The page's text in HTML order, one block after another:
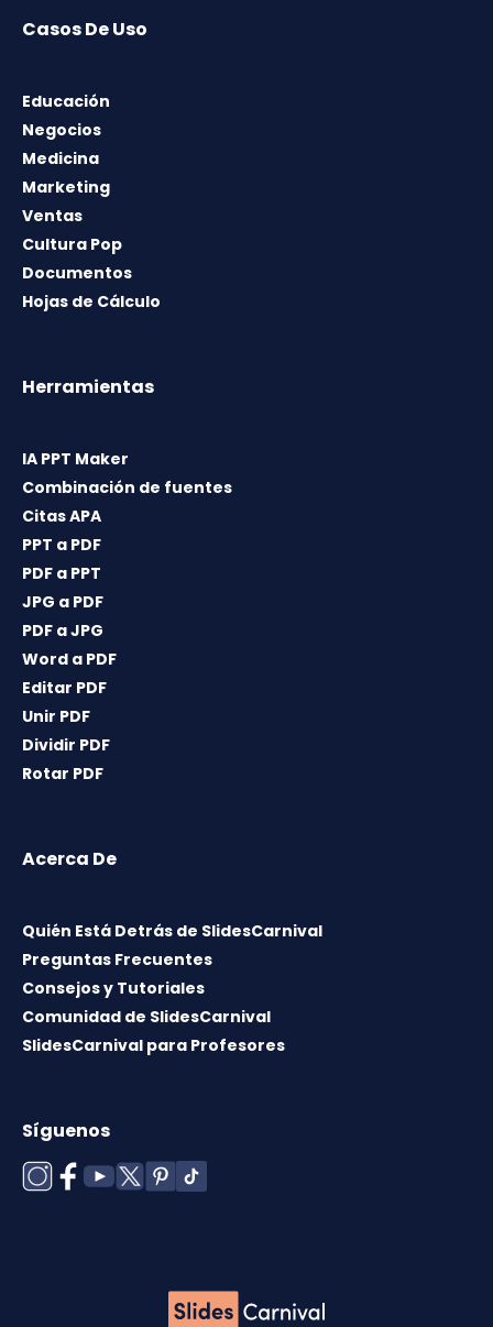
Casos De Uso
Educación
Negocios
Medicina
Marketing
Ventas
Cultura Pop
Documentos
Hojas de Cálculo
Herramientas
IA PPT Maker
Combinación de fuentes
Citas APA
PPT a PDF
PDF a PPT
JPG a PDF
PDF a JPG
Word a PDF
Editar PDF
Unir PDF
Dividir PDF
Rotar PDF
Acerca De
Quién Está Detrás de SlidesCarnival
Preguntas Frecuentes
Consejos y Tutoriales
Comunidad de SlidesCarnival
SlidesCarnival para Profesores
Síguenos